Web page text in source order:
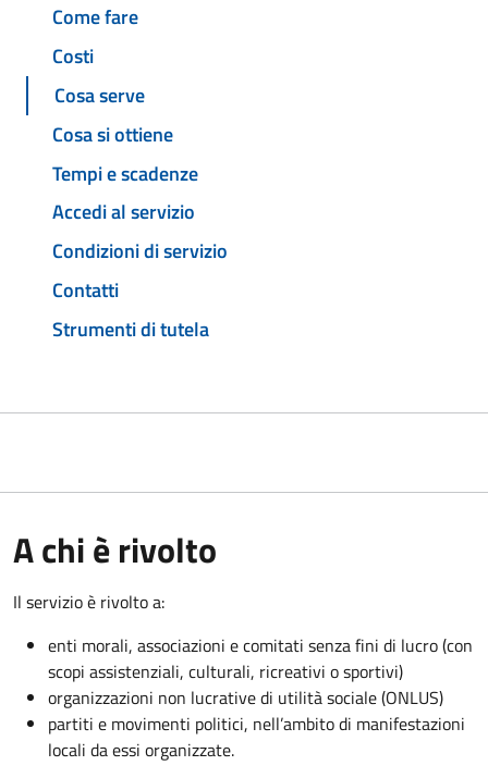
Come fare
Costi
Cosa serve
Cosa si ottiene
Tempi e scadenze
Accedi al servizio
Condizioni di servizio
Contatti
Strumenti di tutela
A chi è rivolto
Il servizio è rivolto a:
enti morali, associazioni e comitati senza fini di lucro (con
scopi assistenziali, culturali, ricreativi o sportivi)
organizzazioni non lucrative di utilità sociale (ONLUS)
partiti e movimenti politici, nell’ambito di manifestazioni
locali da essi organizzate.